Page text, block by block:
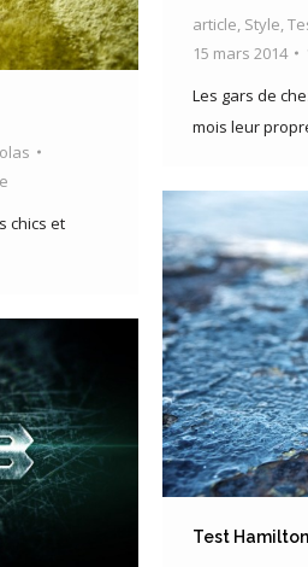
article Style
15 mars 2014
Les gars de
mois leur
chics et
Test